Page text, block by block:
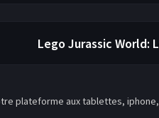
Lego Jurassic World:
plateforme aux tablettes,